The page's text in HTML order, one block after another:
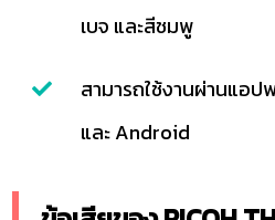
เบจ และสีชมพู
สามารถใช้งานผ่านแอป
และ Android